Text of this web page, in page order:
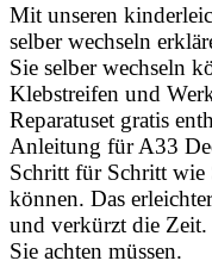
Mit unseren
selber wechseln
Sie selber wechseln
Klebstreifen und
Reparatuset gratis
Anleitung für A33
Schritt für Schritt wie
können. Das
und verkürzt die
Sie achten müssen.